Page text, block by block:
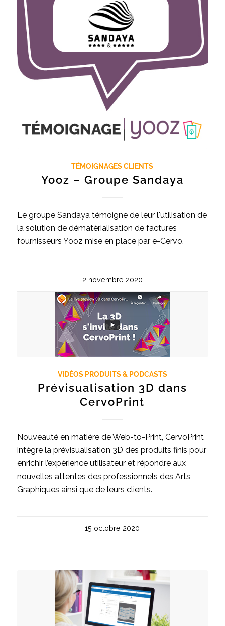
TÉMOIGNAGES CLIENTS
Yooz – Groupe Sandaya
Le groupe Sandaya témoigne de leur l'utilisation de
la solution de dématérialisation de factures
fournisseurs Yooz mise en place par e-Cervo.
2 novembre 2020
VIDÉOS PRODUITS & PODCASTS
Prévisualisation 3D dans
CervoPrint
Nouveauté en matière de Web-to-Print, CervoPrint
intègre la prévisualisation 3D des produits finis pour
enrichir l’expérience utilisateur et répondre aux
nouvelles attentes des professionnels des Arts
Graphiques ainsi que de leurs clients.
15 octobre 2020